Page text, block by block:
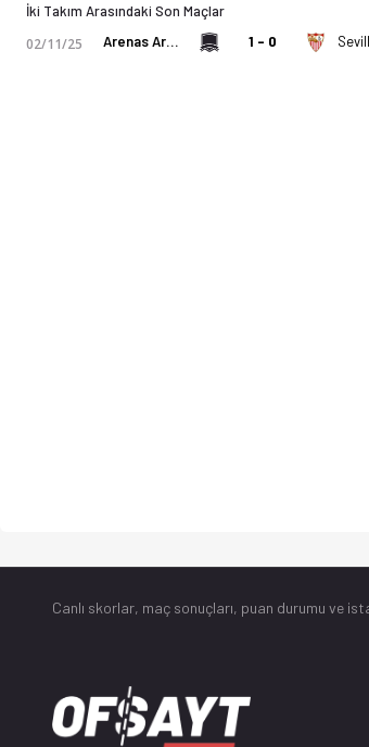
İki Takım Arasındaki Son Maçlar
02/11/25 Arenas Armilla CD U19 1 - 0
Canlı skorlar, maç sonuçları, puan durumu ve